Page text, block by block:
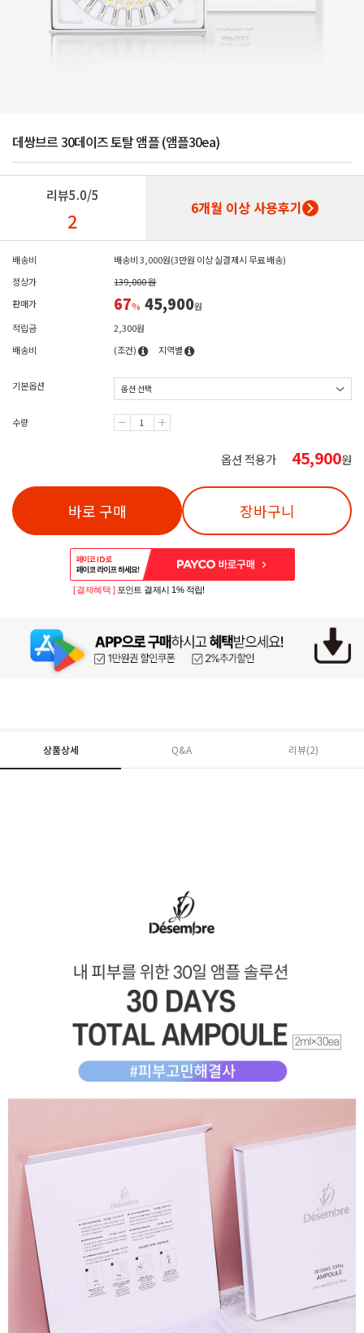
데쌍브르 30데이즈 토탈 앰플 (앰플30ea)
리뷰5.0/5
2 6개월 이상 사용후기
배송비
배송비 3,000원(3만원 이상 실결제시 무료 배송)
정상가
139,000 원
판매가
67% 45,900원
적립금
2,300원
배송비
(조건) 지역별
기본옵션
수량
옵션 적용가 45,900원
바로 구매 장바구니
PAYCO 바로구매
[ 결제혜택 ] 포인트 결제시 1% 적립!
상품상세 Q&A 리뷰(2)